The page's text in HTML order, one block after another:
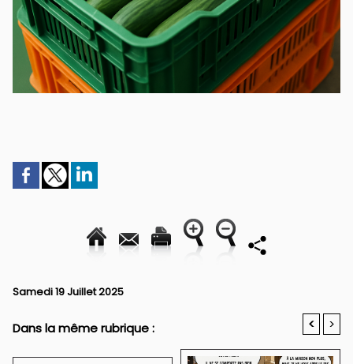
Samedi 19 Juillet 2025
Dans la même rubrique : < >